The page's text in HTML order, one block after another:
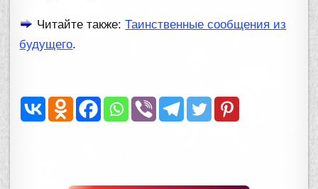
Читайте также:Таинственные сообщения из
будущего.